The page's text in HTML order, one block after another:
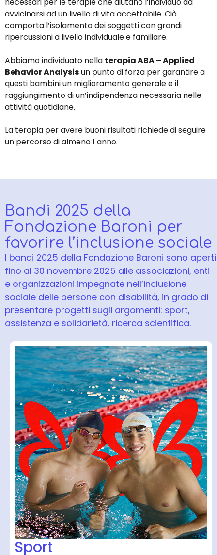
avvicinarsi ad un livello di vita accettabile. Ciò
comporta l’isolamento dei soggetti con grandi
ripercussioni a livello individuale e familiare.
Abbiamo individuato nella terapia ABA – Applied
Behavior Analysisun punto di forza per garantire a
questi bambini un miglioramento generale e il
raggiungimento di un’indipendenza necessaria nelle
attività quotidiane.
La terapia per avere buoni risultati richiede di seguire
un percorso di almeno 1 anno.
Bandi 2025 della
Fondazione Baroni per
favorire l’inclusione sociale
I bandi 2025 della Fondazione Baroni sono aperti
fino al 30 novembre 2025 alle associazioni, enti
e organizzazioni impegnate nell’inclusione
sociale delle persone con disabilità, in grado di
presentare progetti sugli argomenti: sport,
assistenza e solidarietà, ricerca scientifica.
Sport